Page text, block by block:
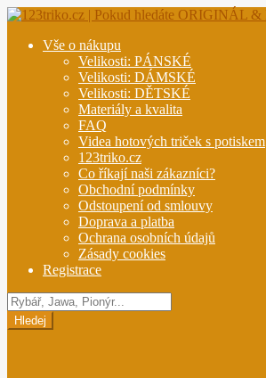
Přeskočit
navigaci
Přejít
obsahuVše o nákupu
Velikosti: PÁNSKÉ
Velikosti: DÁMSKÉ
Velikosti: DĚTSKÉ
Materiály a kvalita
FAQ
Videa hotových triček s potiskem
123triko.cz
Co říkají naši zákazníci?
Obchodní podmínky
Odstoupení od smlouvy
Doprava a platba
Ochrana osobních údajů
Zásady cookies
Registrace
Hledat
produkty
Hledej